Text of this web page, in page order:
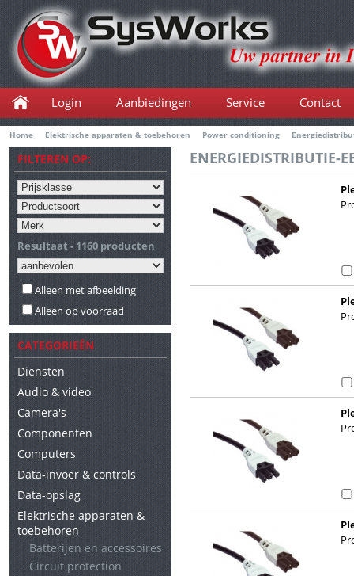
Home Elektrische apparaten & toebehoren Power conditioning
Login Aanbiedingen Service Contact
FILTEREN OP:
Resultaat - 1160 producten
Alleen met afbeelding
Alleen op voorraad
CATEGORIEËN
Diensten
Audio & video
Camera's
Componenten
Computers
Data-invoer & controls
Data-opslag
Elektrische apparaten &
toebehoren
Batterijen en accessoires
Circuit protection
ENERGIEDISTRIBUTIE-